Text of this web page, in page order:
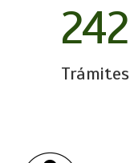
242
Trámites